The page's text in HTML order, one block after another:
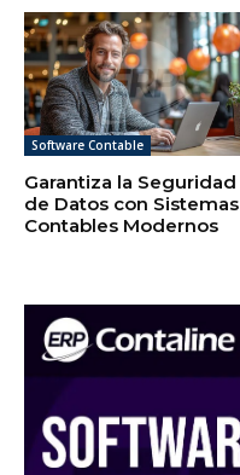
Software Contable
Garantiza la Seguridad
de Datos con Sistemas
Contables Modernos